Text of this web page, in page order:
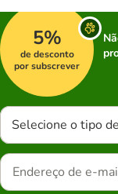
5%
de desconto
por subscrever
Selecione o tipo